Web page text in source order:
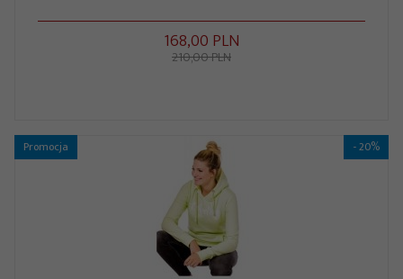
168,00 PLN
210,00 PLN
Promocja - 20%